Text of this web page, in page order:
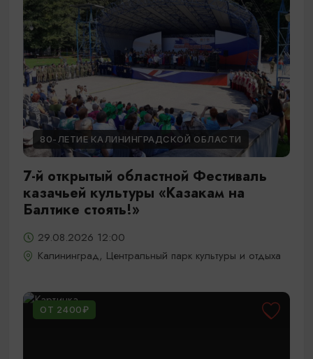
80-ЛЕТИЕ КАЛИНИНГРАДСКОЙ ОБЛАСТИ
7-й открытый областной Фестиваль
казачьей культуры «Казакам на
Балтике стоять!»
29.08.2026 12:00
Калининград, Центральный парк культуры и отдыха
ОТ 2400₽